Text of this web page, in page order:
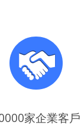
家企業客戶